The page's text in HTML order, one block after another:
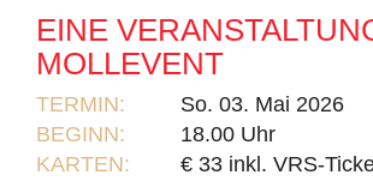
EINE
MOLLEVENT
TERMIN:
So. 03. Mai 2026
BEGINN:
18.00 Uhr
KARTEN:
€ 33 inkl. VRS-